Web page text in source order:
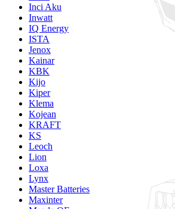
Inci Aku
Inwatt
IQ Energy
ISTA
Jenox
Kainar
KBK
Kijo
Kiper
Klema
Kojean
KRAFT
KS
Leoch
Lion
Loxa
Lynx
Master Batteries
Maxinter